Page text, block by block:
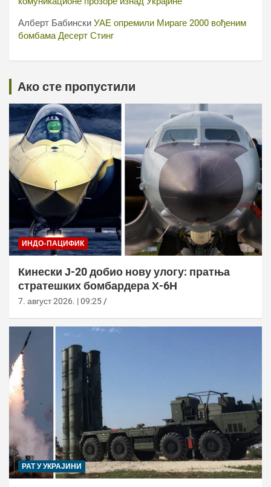
Алберт Бабински УАЕ опремили Мираге 2000 вођеним
бомбама Десерт Стинг
Ако сте пропустили
ИНДО-ПАЦИФИК
Кинески Ј-20 добио нову улогу: пратња
стратешких бомбардера Х-6Н
7. август 2026. | 09:25
РАТ У УКРАЈИНИ